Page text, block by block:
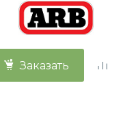
Заказать